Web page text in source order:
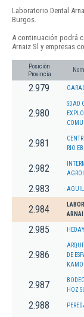
Laboratorio Dental
Burgos.
A continuación podrá
Arnaiz Sl y empresas
Posición
Provincia
2.979
2.980
SDAD
2.981
RIO
2.982
2.983
2.984
2.985
2.986
DE
2.987
HOZ
2.988